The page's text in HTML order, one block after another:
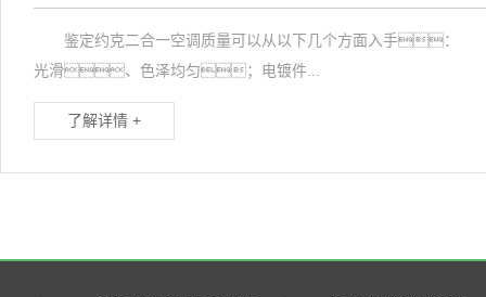
鉴定约克二合一空调质量可以从以下几个方面入手：
光滑、色泽均匀；电镀件...
了解详情 +